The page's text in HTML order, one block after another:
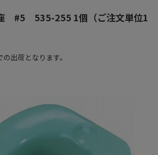
#5 535-255 1個（ご注文単位1
出荷となります。